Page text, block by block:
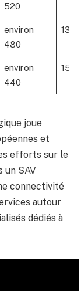
520
environ
480
136
environ
440
150
joue
et
efforts sur le
un SAV
connectivité
autour
dédiés à